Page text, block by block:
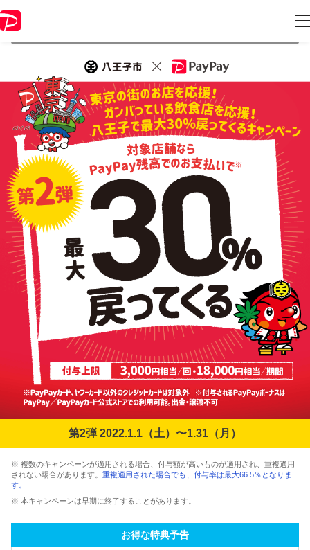
情報はキャンペーン終了時点のものになります。
第2弾 2022.1.1（土）〜1.31（月）
※ 複数のキャンペーンが適用される場合、付与額が高いものが適用され、重複適用
されない場合があります。 重複適用された場合でも、付与率は最大66.5％となりま
す。
※ 本キャンペーンは早期に終了することがあります。
お得な特典予告